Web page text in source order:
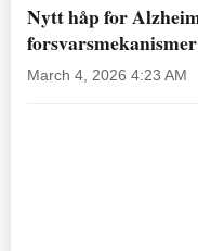
Nytt håp for
forsvarsmekanismer
March 4, 2026 4:23 AM